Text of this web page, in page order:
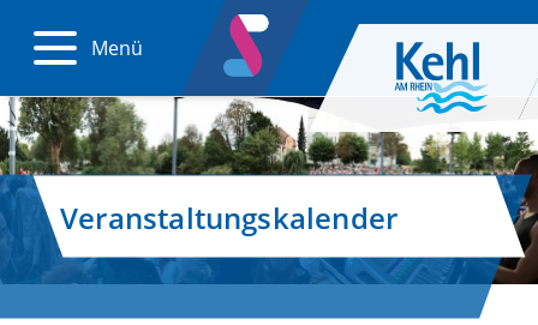
Menü
Veranstaltungskalender